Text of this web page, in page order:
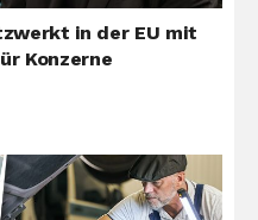
in der EU mit
Konzerne